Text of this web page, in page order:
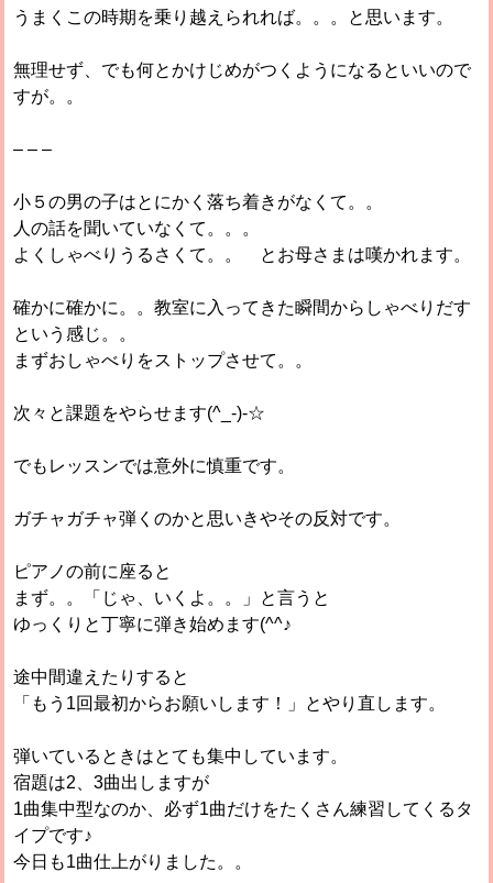
うまくこの時期を乗り越えられれば。。。と思います。
無理せず、でも何とかけじめがつくようになるといいので
すが。。
– – –
小５の男の子はとにかく落ち着きがなくて。。
人の話を聞いていなくて。。。
よくしゃべりうるさくて。。 とお母さまは嘆かれます。
確かに確かに。。教室に入ってきた瞬間からしゃべりだす
という感じ。。
まずおしゃべりをストップさせて。。
次々と課題をやらせます(^_-)-☆
でもレッスンでは意外に慎重です。
ガチャガチャ弾くのかと思いきやその反対です。
ピアノの前に座ると
まず。。「じゃ、いくよ。。」と言うと
ゆっくりと丁寧に弾き始めます(^^♪
途中間違えたりすると
「もう1回最初からお願いします！」とやり直します。
弾いているときはとても集中しています。
宿題は2、3曲出しますが
1曲集中型なのか、必ず1曲だけをたくさん練習してくるタ
イプです♪
今日も1曲仕上がりました。。